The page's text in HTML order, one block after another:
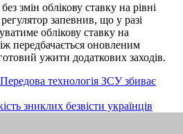
змін облікову ставку на рівні
запевнив, що у разі
облікову ставку на
передбачається оновленим
ужити додаткових заходів.
технологія ЗСУ збиває
зниклих безвісти українців